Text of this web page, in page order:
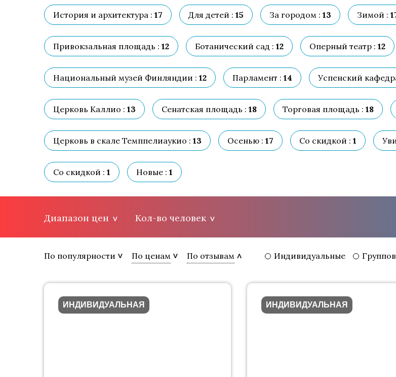
История и архитектура : 17 Для детей : 15 За городом : 13 Зимой :
Привокзальная площадь : 12 Ботанический сад : 12 Оперный театр : 12
Национальный музей Финляндии : 12 Парламент : 14 Успенский
Церковь Каллио : 13 Сенатская площадь : 18 Торговая площадь : 18
Церковь в скале Темппелиаукио : 13 Осенью : 17 Со скидкой : 1
Со скидкой : 1 Новые : 1
Диапазон цен Кол-во человек
По популярности По ценам По отзывам Индивидуальные
ИНДИВИДУАЛЬНАЯ ИНДИВИДУАЛЬНАЯ